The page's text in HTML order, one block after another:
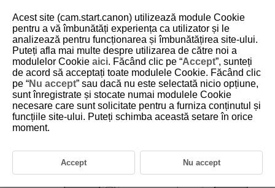
D328-011
Ataşarea şi detasarea bliţului
Speedlite
Ataşaţi bliţul Speedlite.
Acest site (cam.start.canon) utilizează module Cookie
pentru a vă îmbunătăți experiența ca utilizator și le
analizează pentru funcționarea și îmbunătățirea site-ului.
Puteți afla mai multe despre utilizarea de către noi a
modulelor Cookie aici. Făcând clic pe “Accept”, sunteți
de acord să acceptați toate modulele Cookie. Făcând clic
pe “Nu accept” sau dacă nu este selectată nicio opțiune,
sunt înregistrate și stocate numai modulele Cookie
necesare care sunt solicitate pentru a furniza conținutul și
funcțiile site-ului. Puteți schimba această setare în orice
moment.
Accept Nu accept